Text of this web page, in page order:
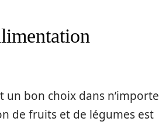
un bon choix dans n’importe
de fruits et de légumes est